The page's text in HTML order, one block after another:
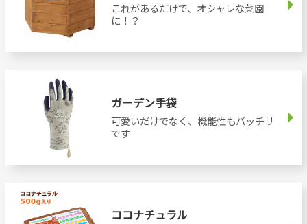
これがあるだけで、オシャレな菜園
に！？
ガーデン手袋
可愛いだけでなく、機能性もバッチリ
です
ココナチュラル